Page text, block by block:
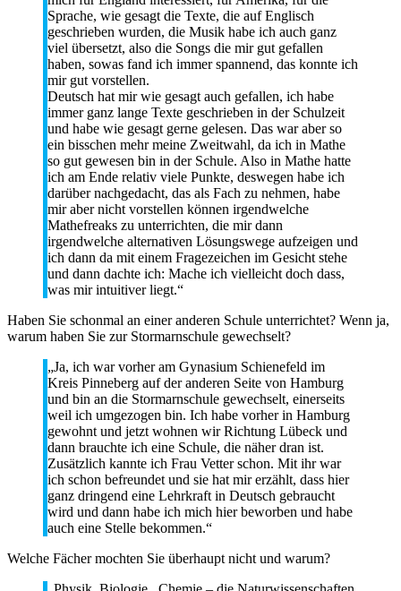
Sprache, wie gesagt die Texte, die auf Englisch
geschrieben wurden, die Musik habe ich auch ganz
viel übersetzt, also die Songs die mir gut gefallen
haben, sowas fand ich immer spannend, das konnte ich
mir gut vorstellen.
Deutsch hat mir wie gesagt auch gefallen, ich habe
immer ganz lange Texte geschrieben in der Schulzeit
und habe wie gesagt gerne gelesen. Das war aber so
ein bisschen mehr meine Zweitwahl, da ich in Mathe
so gut gewesen bin in der Schule. Also in Mathe hatte
ich am Ende relativ viele Punkte, deswegen habe ich
darüber nachgedacht, das als Fach zu nehmen, habe
mir aber nicht vorstellen können irgendwelche
Mathefreaks zu unterrichten, die mir dann
irgendwelche alternativen Lösungswege aufzeigen und
ich dann da mit einem Fragezeichen im Gesicht stehe
und dann dachte ich: Mache ich vielleicht doch dass,
was mir intuitiver liegt.“
Haben Sie schonmal an einer anderen Schule unterrichtet? Wenn ja,
warum haben Sie zur Stormarnschule gewechselt?
„Ja, ich war vorher am Gynasium Schienefeld im
Kreis Pinneberg auf der anderen Seite von Hamburg
und bin an die Stormarnschule gewechselt, einerseits
weil ich umgezogen bin. Ich habe vorher in Hamburg
gewohnt und jetzt wohnen wir Richtung Lübeck und
dann brauchte ich eine Schule, die näher dran ist.
Zusätzlich kannte ich Frau Vetter schon. Mit ihr war
ich schon befreundet und sie hat mir erzählt, dass hier
ganz dringend eine Lehrkraft in Deutsch gebraucht
wird und dann habe ich mich hier beworben und habe
auch eine Stelle bekommen.“
Welche Fächer mochten Sie überhaupt nicht und warum?